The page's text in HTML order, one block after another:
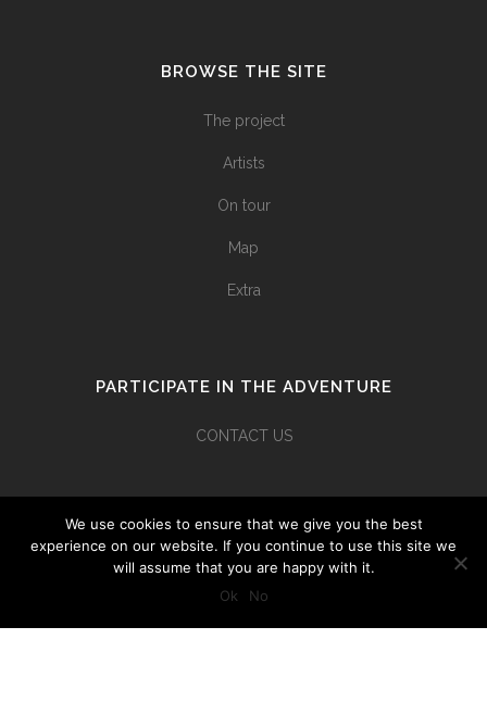
BROWSE THE SITE
The project
Artists
On tour
Map
Extra
PARTICIPATE IN THE ADVENTURE
CONTACT US
WE ARE SOCIAL
We use cookies to ensure that we give you the best
experience on our website. If you continue to use this site we
will assume that you are happy with it.
Ok
No